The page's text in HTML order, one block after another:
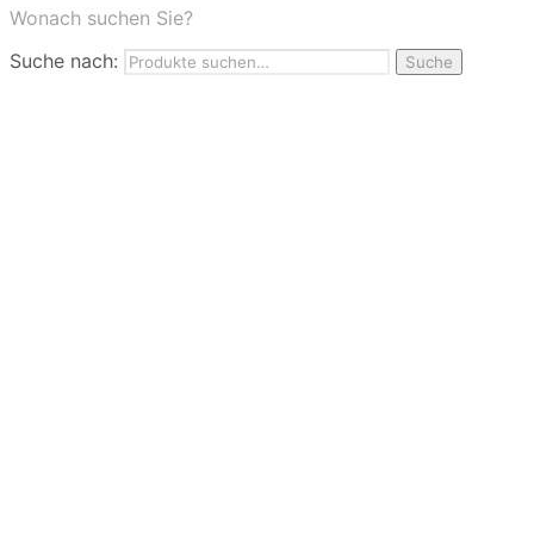
App
Nutzungbedingungen
Wonach suchen Sie?
Suche nach:
Suche